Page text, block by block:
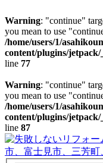
Warning: "continue"
you mean to use
/home/users/1/
content/plugins/
line 77
Warning: "continue"
you mean to use
/home/users/1/
content/plugins/
line 87